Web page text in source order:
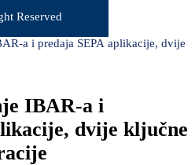
Reserved
a i predaja SEPA aplikacije, dvije
IBAR-a i
dvije ključne